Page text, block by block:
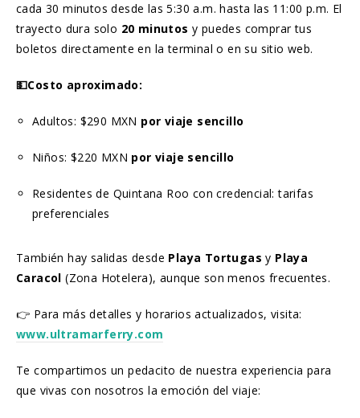
cada 30 minutos desde las 5:30 a.m. hasta las 11:00 p.m. El
trayecto dura solo 20 minutos y puedes comprar tus
boletos directamente en la terminal o en su sitio web.
💵Costo aproximado:
Adultos: $290 MXN por viaje sencillo
Niños: $220 MXN por viaje sencillo
Residentes de Quintana Roo con credencial: tarifas
preferenciales
También hay salidas desde Playa Tortugas y Playa
Caracol (Zona Hotelera), aunque son menos frecuentes.
👉 Para más detalles y horarios actualizados, visita:
www.ultramarferry.com
Te compartimos un pedacito de nuestra experiencia para
que vivas con nosotros la emoción del viaje: